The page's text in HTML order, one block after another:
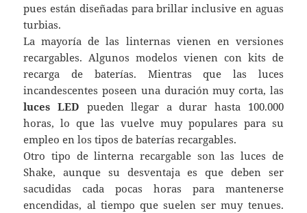
pues están diseñadas para brillar inclusive en aguas
turbias.
La mayoría de las linternas vienen en versiones
recargables. Algunos modelos vienen con kits de
recarga de baterías. Mientras que las luces
incandescentes poseen una duración muy corta, las
luces LED pueden llegar a durar hasta 100.000
horas, lo que las vuelve muy populares para su
empleo en los tipos de baterías recargables.
Otro tipo de linterna recargable son las luces de
Shake, aunque su desventaja es que deben ser
sacudidas cada pocas horas para mantenerse
encendidas, al tiempo que suelen ser muy tenues.